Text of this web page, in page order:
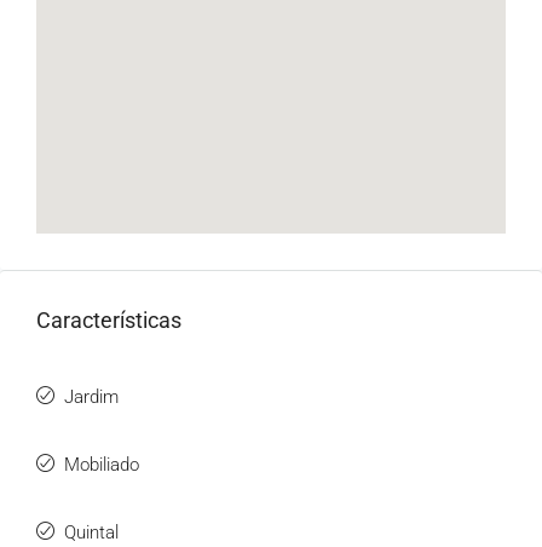
Características
Jardim
Mobiliado
Quintal